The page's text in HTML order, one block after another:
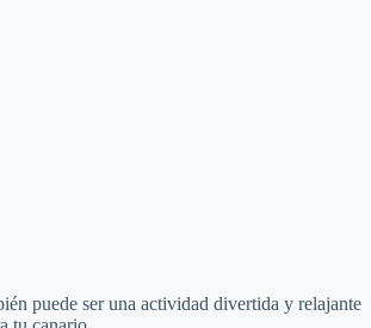
puede ser una actividad divertida y relajante